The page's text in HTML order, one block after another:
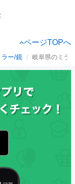
ページTOPへ
ラー/鏡 岐阜県のミラ